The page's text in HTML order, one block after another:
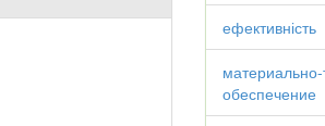
ефективність
материально-
обеспечение